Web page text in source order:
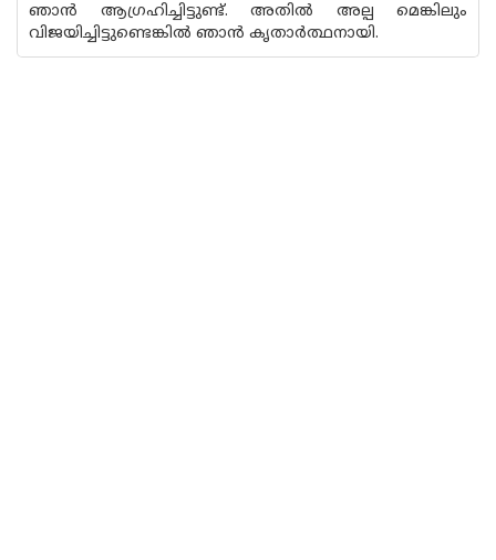
ഞാൻ ആഗ്രഹിച്ചിട്ടുണ്ട്. അതിൽ അല്പ മെങ്കിലും
വിജയിച്ചിട്ടുണ്ടെങ്കിൽ ഞാൻ കൃതാർത്ഥനായി.